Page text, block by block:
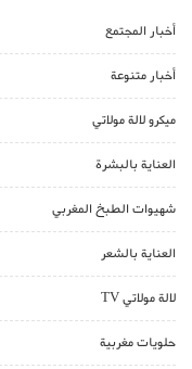
أخبار المجتمع
أخبار متنوعة
ميكرو لالة مولاتي
العناية بالبشرة
شهيوات الطبخ المغربي
العناية بالشعر
لالة مولاتي TV
حلويات مغربية